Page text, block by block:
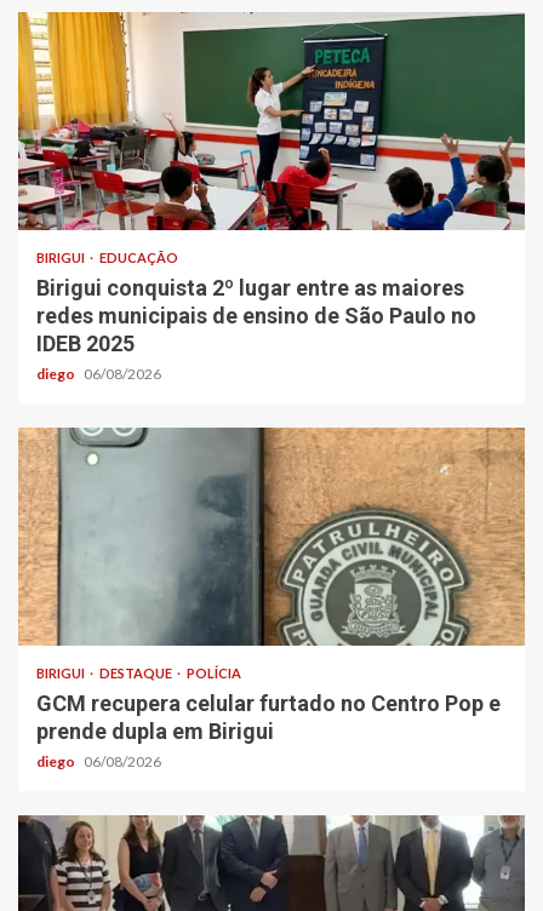
BIRIGUI EDUCAÇÃO
Birigui conquista 2º lugar entre as maiores
redes municipais de ensino de São Paulo no
IDEB 2025
diego 06/08/2026
BIRIGUI DESTAQUE POLÍCIA
GCM recupera celular furtado no Centro Pop e
prende dupla em Birigui
diego 06/08/2026